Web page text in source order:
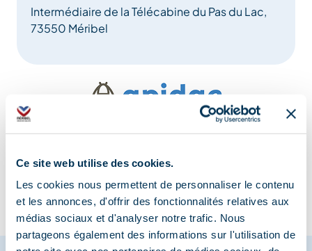
Ce site web utilise des cookies.
Les cookies nous permettent de personnaliser le contenu
et les annonces, d'offrir des fonctionnalités relatives aux
médias sociaux et d'analyser notre trafic. Nous
partageons également des informations sur l'utilisation de
Intermédiaire de la Télécabine du Pas du Lac,
73550 Méribel
Information updated on